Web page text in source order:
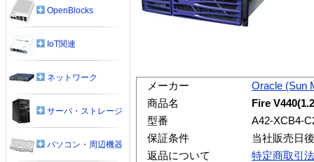
メーカー
Oracle (Sun
商品名
Fire
型番
A42-XCB4-
保証条件
当社販売日
返品について
特定商取引
OpenBlocks
IoT関連
ネットワーク
サーバ・ストレージ
パソコン・周辺機器